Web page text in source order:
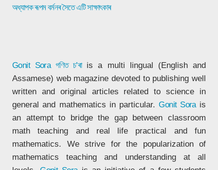
অধ্যাপক ৰূপম বৰ্মনৰ সৈতে এটি সাক্ষাৎকাৰ
Gonit Sora গণিত চ’ৰাis a multi lingual (English and
Assamese) web magazine devoted to publishing well
written and original articles related to science in
general and mathematics in particular.Gonit Sorais
an attempt to bridge the gap between classroom
math teaching and real life practical and fun
mathematics. We strive for the popularization of
mathematics teaching and understanding at all